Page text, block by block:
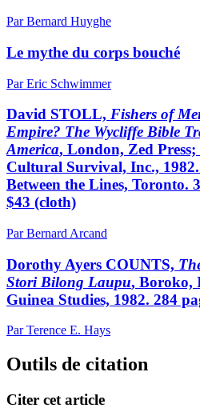
Par Bernard Huyghe
Le mythe du corps bouché
Par Eric Schwimmer
David STOLL, Fishers of
Empire? The Wycliffe Bible
America, London, Zed
Cultural Survival, Inc.,
Between the Lines, Toronto.
$43 (cloth)
Par Bernard Arcand
Dorothy Ayers COUNTS,
Stori Bilong Laupu, Boroko,
Guinea Studies, 1982. 284
Par Terence E. Hays
Outils de citation
Citer cet article